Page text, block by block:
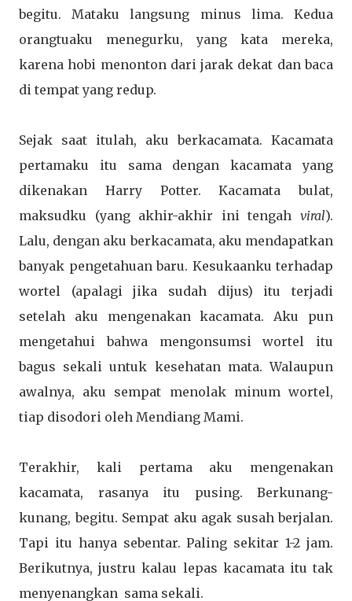
begitu. Mataku langsung minus lima. Kedua
orangtuaku menegurku, yang kata mereka,
karena hobi menonton dari jarak dekat dan baca
di tempat yang redup.
Sejak saat itulah, aku berkacamata. Kacamata
pertamaku itu sama dengan kacamata yang
dikenakan Harry Potter. Kacamata bulat,
maksudku (yang akhir-akhir ini tengah viral).
Lalu, dengan aku berkacamata, aku mendapatkan
banyak pengetahuan baru. Kesukaanku terhadap
wortel (apalagi jika sudah dijus) itu terjadi
setelah aku mengenakan kacamata. Aku pun
mengetahui bahwa mengonsumsi wortel itu
bagus sekali untuk kesehatan mata. Walaupun
awalnya, aku sempat menolak minum wortel,
tiap disodori oleh Mendiang Mami.
Terakhir, kali pertama aku mengenakan
kacamata, rasanya itu pusing. Berkunang-
kunang, begitu. Sempat aku agak susah berjalan.
Tapi itu hanya sebentar. Paling sekitar 1-2 jam.
Berikutnya, justru kalau lepas kacamata itu tak
menyenangkan sama sekali.